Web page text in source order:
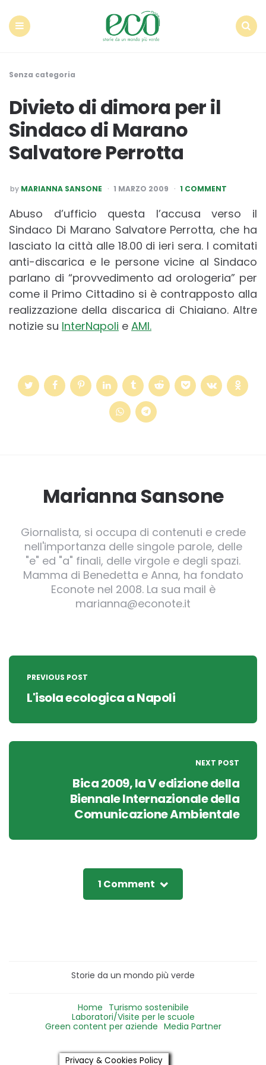
Senza categoria
Divieto di dimora per il
Sindaco di Marano
Salvatore Perrotta
POSTED
BY
by MARIANNA SANSONE 1 MARZO 2009 1 COMMENT
Abuso d’ufficio questa l’accusa verso il
Sindaco Di Marano Salvatore Perrotta, che ha
lasciato la città alle 18.00 di ieri sera. I comitati
anti-discarica e le persone vicine al Sindaco
parlano di “provvedimento ad orologeria” per
come il Primo Cittadino si è contrapposto alla
realizzazione della discarica di Chiaiano. Altre
notizie su InterNapoli e AMI.
Marianna Sansone
Giornalista, si occupa di contenuti e crede
nell'importanza delle singole parole, delle
"e" ed "a" finali, delle virgole e degli spazi.
Mamma di Benedetta e Anna, ha fondato
Econote nel 2008. La sua mail è
marianna@econote.it
Post
navigation
PREVIOUS POST
L'isola ecologica a Napoli
NEXT POST
Bica 2009, la V edizione della
Biennale Internazionale della
Comunicazione Ambientale
1 Comment
Storie da un mondo più verde
Home Turismo sostenibile
Laboratori/Visite per le scuole
Green content per aziende Media Partner
Privacy & Cookies Policy